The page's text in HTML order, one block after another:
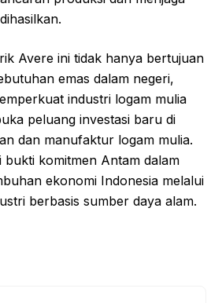
Avere ini tidak hanya bertujuan
emas dalam negeri,
industri logam mulia
peluang investasi baru di
dan manufaktur logam mulia.
bukti komitmen Antam dalam
ekonomi Indonesia melalui
berbasis sumber daya alam.